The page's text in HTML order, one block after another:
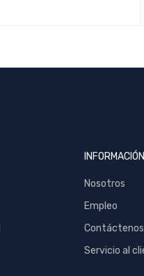
INFORMACIÓN
Nosotros
Empleo
Contáctenos
Servicio al